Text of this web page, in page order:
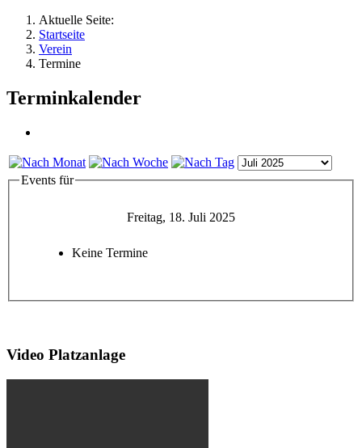
Aktuelle Seite:
Startseite
Verein
Termine
Terminkalender
Events für
Freitag, 18. Juli 2025
Keine Termine
Video Platzanlage